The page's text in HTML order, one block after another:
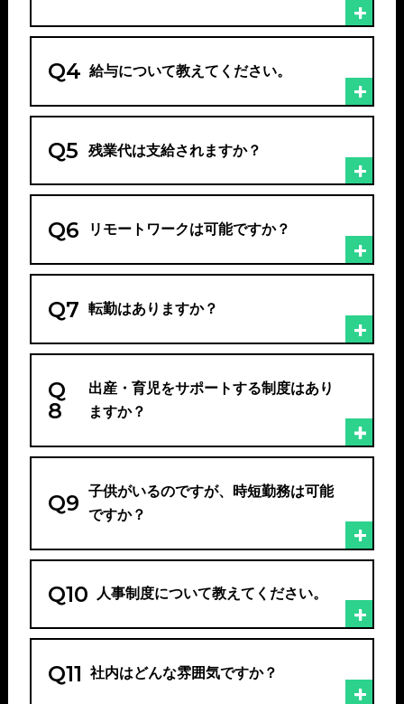
Q4 給与について教えてください。
Q5 残業代は支給されますか？
Q6 リモートワークは可能ですか？
Q7 転勤はありますか？
Q
8
出産・育児をサポートする制度はあり
ますか？
Q9
子供がいるのですが、時短勤務は可能
ですか？
Q10 人事制度について教えてください。
Q11 社内はどんな雰囲気ですか？